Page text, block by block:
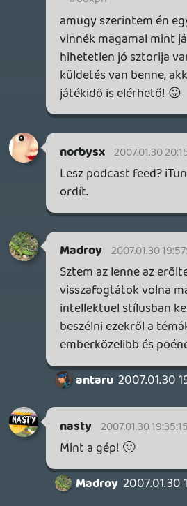
Jé, bemutatkoztatok 😛 A
hallgattam meg, de a többiben
sikerült eddig ez (egyedül Liquid
valami ilyesmit: "én, Liquid..")
manga02 2007.01.30 16:17:03 #0oxp6
Ne feledjük: Míg a GTA-ban
ban arrébb rugdossuk vagy
😃 Ez se egy elhanyagolható
liquid 2007.01.30 16:05:33
liquid 2007.01.30 16:05:33 #0oxp5
Crackdown qrvajoo. Nagyon nem
annyi a közös bennük, hogy nagy,
szabadon bejárható város. Szóval
direkt konkurenciája a
GYUFo 2007.01.30 16:01:22
Project1083 2007.01.30 16:03:13
Ki mondta hogy a lakatlan
aram,hm?Vagy a benszulottek
egy poznaval es varjak hogy bele
villam?:)Ugyhogy asztali konzol
ugrott.Egyebkent en meg egy reszt
lattam a lost bol,nincs nagyon idom
sorozatot nezni.Egyedul az
HBO sorozatot nezem,azt
is ideje lenne mar